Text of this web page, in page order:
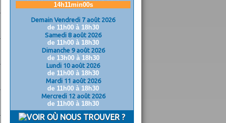
14h10min59s
Demain Vendredi 7 août 2026
de 11h00 à 18h30
Samedi 8 août 2026
de 11h00 à 18h30
Dimanche 9 août 2026
de 13h00 à 18h30
Lundi 10 août 2026
de 11h00 à 18h30
Mardi 11 août 2026
de 11h00 à 18h30
Mercredi 12 août 2026
de 11h00 à 18h30
OÙ NOUS TROUVER ?